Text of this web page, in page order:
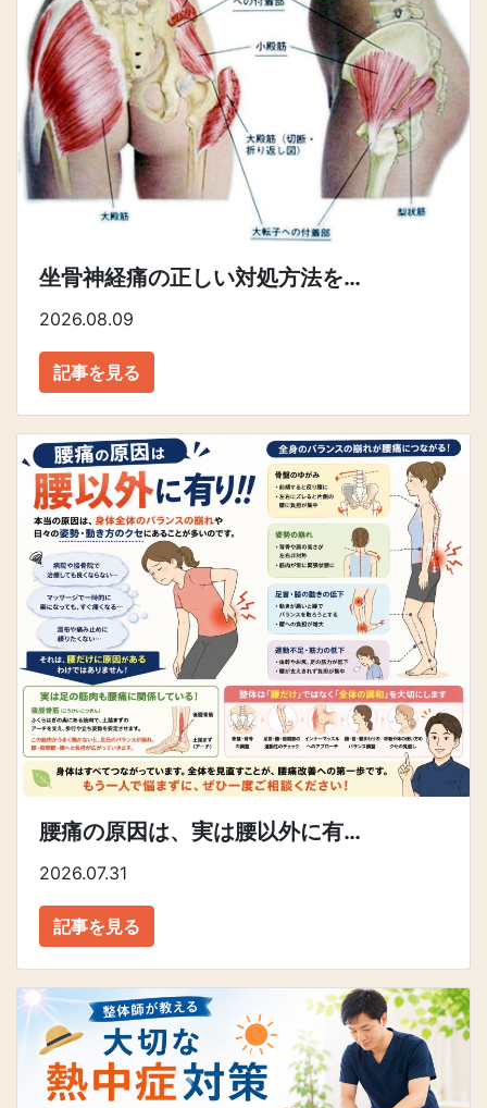
坐骨神経痛の正しい対処方法を…
2026.08.09
記事を見る
腰痛の原因は、実は腰以外に有…
2026.07.31
記事を見る